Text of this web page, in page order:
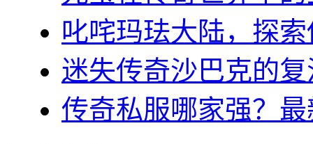
叱咤玛珐大陆，探
迷失传奇沙巴克的
传奇私服哪家强？